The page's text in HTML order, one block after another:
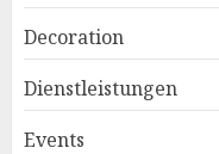
Decoration
Dienstleistungen
Events